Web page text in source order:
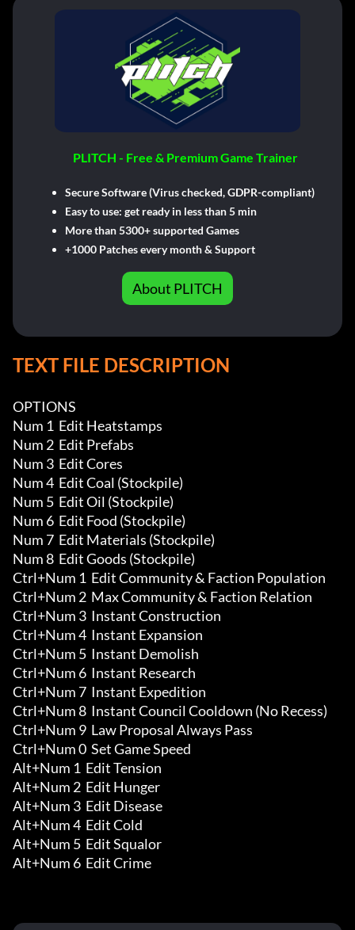
PLITCH - Free & Premium Game Trainer
Secure Software (Virus checked, GDPR-compliant)
Easy to use: get ready in less than 5 min
More than 5300+ supported Games
+1000 Patches every month & Support
About PLITCH
TEXT FILE DESCRIPTION
OPTIONS
Num 1  Edit Heatstamps
Num 2  Edit Prefabs
Num 3  Edit Cores
Num 4  Edit Coal (Stockpile)
Num 5  Edit Oil (Stockpile)
Num 6  Edit Food (Stockpile)
Num 7  Edit Materials (Stockpile)
Num 8  Edit Goods (Stockpile)
Ctrl+Num 1  Edit Community & Faction Population
Ctrl+Num 2  Max Community & Faction Relation
Ctrl+Num 3  Instant Construction
Ctrl+Num 4  Instant Expansion
Ctrl+Num 5  Instant Demolish
Ctrl+Num 6  Instant Research
Ctrl+Num 7  Instant Expedition
Ctrl+Num 8  Instant Council Cooldown (No Recess)
Ctrl+Num 9  Law Proposal Always Pass
Ctrl+Num 0  Set Game Speed
Alt+Num 1  Edit Tension
Alt+Num 2  Edit Hunger
Alt+Num 3  Edit Disease
Alt+Num 4  Edit Cold
Alt+Num 5  Edit Squalor
Alt+Num 6  Edit Crime